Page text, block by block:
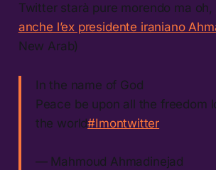
Twitter starà pure morendo ma oh,
anche l’ex presidente iraniano
New Arab)
In the name of God
Peace be upon all the freedom
the world#Imontwitter
— Mahmoud Ahmadinejad